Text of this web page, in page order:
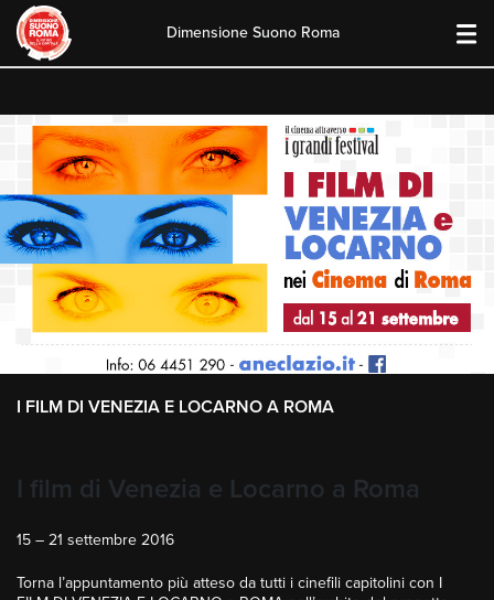
content
Dimensione Suono Roma
I FILM DI VENEZIA E LOCARNO A ROMA
I film di Venezia e Locarno a Roma
15 – 21 settembre 2016
Torna l’appuntamento più atteso da tutti i cinefili capitolini con I